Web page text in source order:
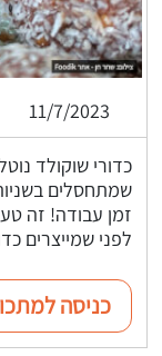
11/7/2023
שמתחסלים
זמן עבודה! זה
לפני שמייצרים
כניסה